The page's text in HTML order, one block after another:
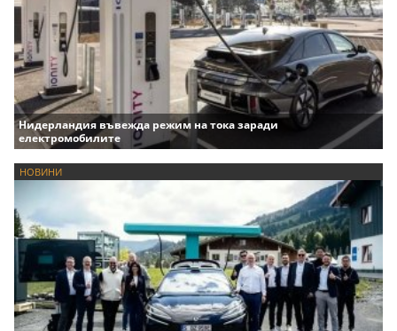
Нидерландия въвежда режим на тока заради
електромобилите
НОВИНИ